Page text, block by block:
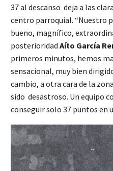
37 al descanso deja a las
centro parroquial. “Nuestro
bueno, magnífico,
posterioridad Aíto García
primeros minutos, hemos
sensacional, muy bien
cambio, a otra cara de la
sido desastroso. Un equipo
conseguir solo 37 puntos en